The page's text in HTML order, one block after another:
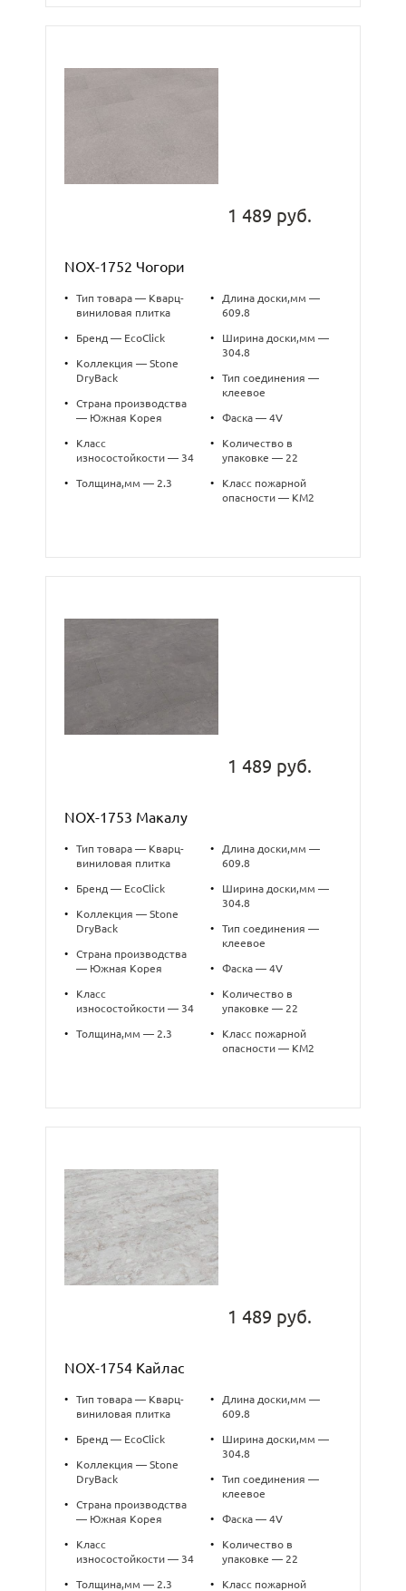
1 489 руб.
NOX-1752 Чогори
•
Тип товара — Кварц-
виниловая плитка
• Бренд — EcoClick
•
Коллекция — Stone
DryBack
•
Страна производства
— Южная Корея
•
Класс
износостойкости — 34
• Толщина,мм — 2.3
•
Длина доски,мм —
609.8
•
Ширина доски,мм —
304.8
•
Тип соединения —
клеевое
• Фаска — 4V
•
Количество в
упаковке — 22
•
Класс пожарной
опасности — КМ2
1 489 руб.
NOX-1753 Макалу
•
Тип товара — Кварц-
виниловая плитка
• Бренд — EcoClick
•
Коллекция — Stone
DryBack
•
Страна производства
— Южная Корея
•
Класс
износостойкости — 34
• Толщина,мм — 2.3
•
Длина доски,мм —
609.8
•
Ширина доски,мм —
304.8
•
Тип соединения —
клеевое
• Фаска — 4V
•
Количество в
упаковке — 22
•
Класс пожарной
опасности — КМ2
1 489 руб.
NOX-1754 Кайлас
•
Тип товара — Кварц-
виниловая плитка
• Бренд — EcoClick
•
Коллекция — Stone
DryBack
•
Страна производства
— Южная Корея
•
Класс
износостойкости — 34
• Толщина,мм — 2.3
•
Длина доски,мм —
609.8
•
Ширина доски,мм —
304.8
•
Тип соединения —
клеевое
• Фаска — 4V
•
Количество в
упаковке — 22
•
Класс пожарной